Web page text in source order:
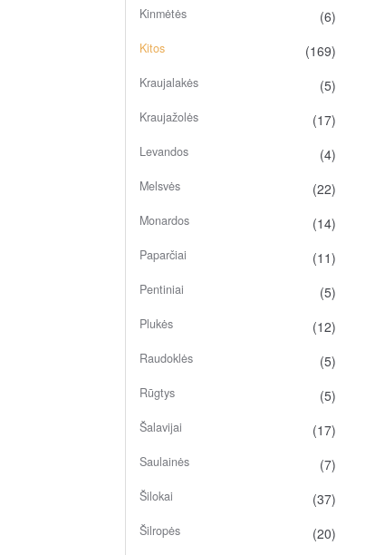
Kinmėtės (6)
Kitos (169)
Kraujalakės (5)
Kraujažolės (17)
Levandos (4)
Melsvės (22)
Monardos (14)
Paparčiai (11)
Pentiniai (5)
Plukės (12)
Raudoklės (5)
Rūgtys (5)
Šalavijai (17)
Saulainės (7)
Šilokai (37)
Šilropės (20)